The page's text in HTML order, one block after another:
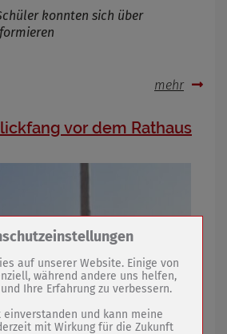
konnten sich über
mehr
vor dem Rathaus
der Seite notwendige Cookies /
Session Cookie
dieser Website (Wenko-
GmbH & Co. KG)
auf unserer Website. Einige von
während andere uns helfen,
Ihre Erfahrung zu verbessern.
und kann meine
mit Wirkung für die Zukunft